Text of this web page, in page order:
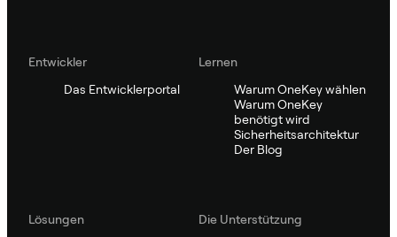
Entwickler
Das Entwicklerportal
Lernen
Warum OneKey wählen
Warum OneKey
benötigt wird
Sicherheitsarchitektur
Der Blog
Lösungen
Die Unterstützung